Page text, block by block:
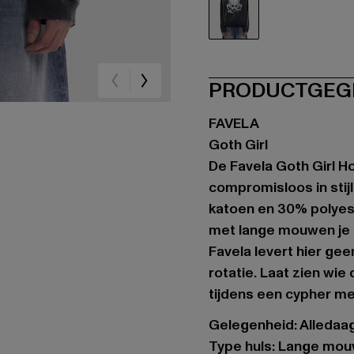
FAVELA
Goth Girl
De Favela Goth Girl
compromisloos in
katoen en 30%
met lange mouwen
Favela levert hier
rotatie. Laat zien wie
tijdens een cypher
Gelegenheid:
Type huls: Lange